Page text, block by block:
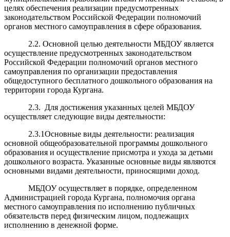
целях обеспечения реализации предусмотренных
законодательством Российской Федерации полномочий
органов местного самоуправления в сфере образования.
2.2. Основной целью деятельности МБДОУ является
осуществление предусмотренных законодательством
Российской Федерации полномочий органов местного
самоуправления по организации предоставления
общедоступного бесплатного дошкольного образования на
территории города Кургана.
2.3. Для достижения указанных целей МБДОУ
осуществляет следующие виды деятельности:
2.3.1Основные виды деятельности: реализация
основной общеобразовательной программы дошкольного
образования и осуществление присмотра и ухода за детьми
дошкольного возраста. Указанные основные виды являются
основными видами деятельности, приносящими доход.
МБДОУ осуществляет в порядке, определенном
Администрацией города Кургана, полномочия органа
местного самоуправления по исполнению публичных
обязательств перед физическим лицом, подлежащих
исполнению в денежной форме.